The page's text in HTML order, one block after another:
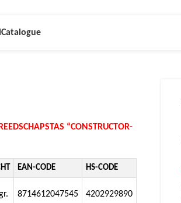
Catalogue
“CONSTRUCTOR-
EAN-CODE HS-CODE
8714612047545 4202929890